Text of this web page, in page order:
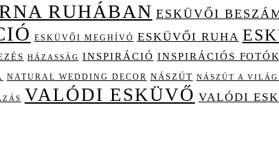
RUHÁBAN ESKÜVŐI
ESKÜVŐI MEGHÍVÓ ESKÜVŐI RUHA
HÁZASSÁG INSPIRÁCIÓ INSPIRÁCIÓS FOTÓK
NATURAL WEDDING DECOR NÁSZÚT NÁSZÚT A VILÁG
VALÓDI ESKÜVŐ VALÓDI